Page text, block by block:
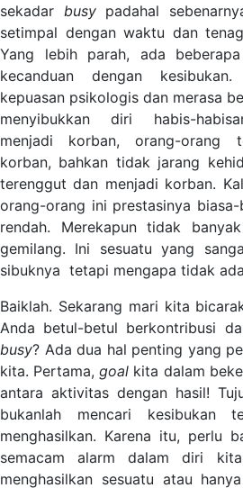
sekadar busypadahal
setimpal dengan waktu dan
Yang lebih parah, ada
kecanduan dengan
kepuasan psikologis dan merasa
menyibukkan diri habis-
menjadi korban, orang-orang
korban, bahkan tidak jarang
terenggut dan menjadi korban.
orang-orang ini prestasinya
rendah. Merekapun tidak
gemilang. Ini sesuatu yang
sibuknya tetapi mengapa tidak
Baiklah. Sekarang mari kita
Anda betul-betul berkontribusi
busy? Ada dua hal penting yang
kita. Pertama,goal kita dalam
antara aktivitas dengan hasil!
bukanlah mencari kesibukan
menghasilkan. Karena itu, perlu
semacam alarm dalam diri
menghasilkan sesuatu atau